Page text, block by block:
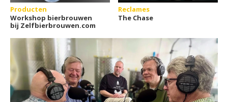
Producten
Workshop bierbrouwen
bij Zelfbierbrouwen.com
Reclames
The Chase